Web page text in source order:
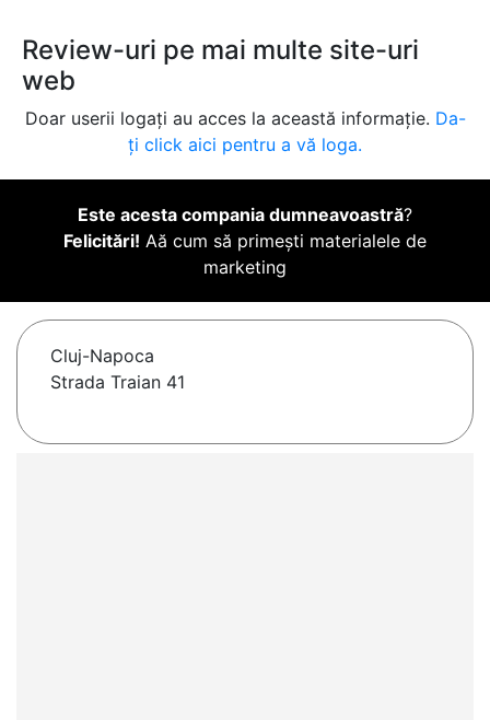
Review-uri pe mai multe site-uri
web
Doar userii logați au acces la această informație. Da-
ți click aici pentru a vă loga.
Este acesta compania dumneavoastră?
Felicitări! Aă cum să primești materialele de
marketing
Cluj-Napoca
Strada Traian 41